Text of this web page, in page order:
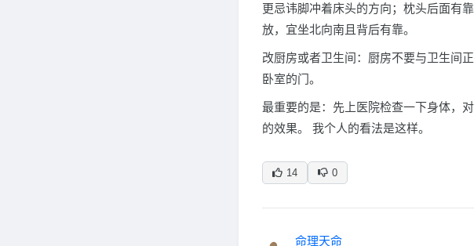
更忌讳脚冲着床头的方向；枕头后面有
放，宜坐北向南且背后有靠。
改厨房或者卫生间：厨房不要与卫生间
卧室的门。
最重要的是：先上医院检查一下身体，
的效果。 我个人的看法是这样。
14 0
命理天命